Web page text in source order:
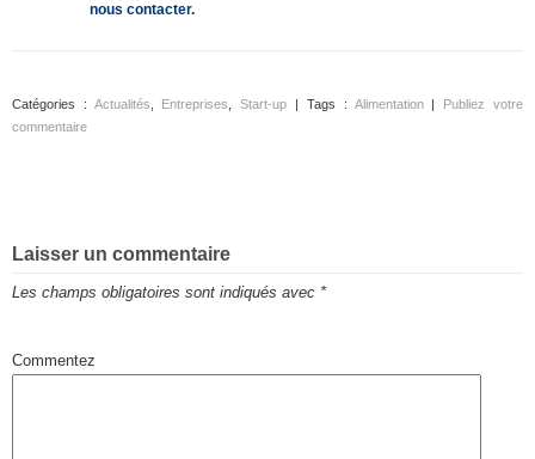
nous contacter.
Catégories : Actualités Entreprises ,Start-up | Tags : Alimentation| Publiez votre
commentaire
Laisser un commentaire
Les champs obligatoires sont indiqués avec *
Commentez